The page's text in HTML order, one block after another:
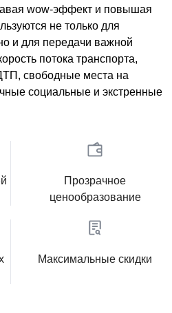
wow-эффект и повышая
не только для
и для передачи важной
потока транспорта,
свободные места на
социальные и экстренные
Прозрачное
ценообразование
Максимальные скидки